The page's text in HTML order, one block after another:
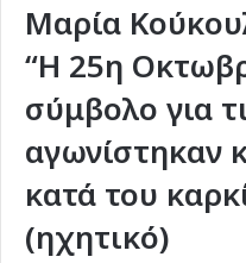
Μαρία
“Η 25η
σύμβολο για
αγωνίστηκαν
κατά του
(ηχητικό)